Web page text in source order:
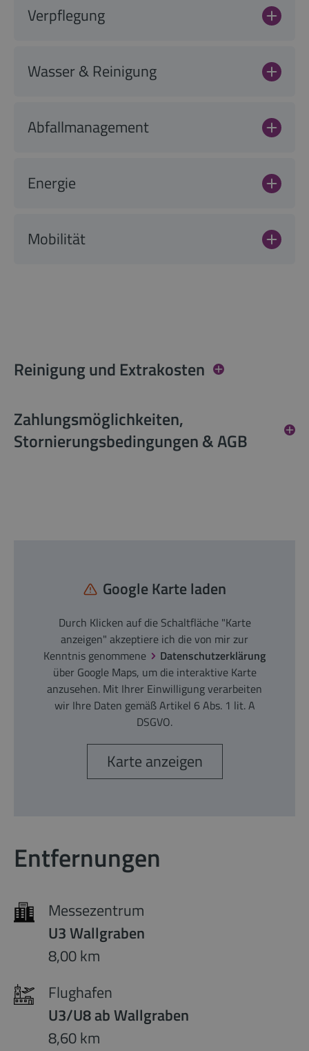
Verpflegung
Wasser & Reinigung
Abfallmanagement
Energie
Mobilität
Reinigung und Extrakosten
Zahlungsmöglichkeiten,
Stornierungsbedingungen & AGB
Google Karte laden
Durch Klicken auf die Schaltfläche "Karte
anzeigen" akzeptiere ich die von mir zur
Kenntnis genommene
Datenschutzerklärung
über Google Maps, um die interaktive Karte
anzusehen. Mit Ihrer Einwilligung verarbeiten
wir Ihre Daten gemäß Artikel 6 Abs. 1 lit. A
DSGVO.
Karte anzeigen
Entfernungen
Messezentrum
U3 Wallgraben
8,00 km
Flughafen
U3/U8 ab Wallgraben
8,60 km